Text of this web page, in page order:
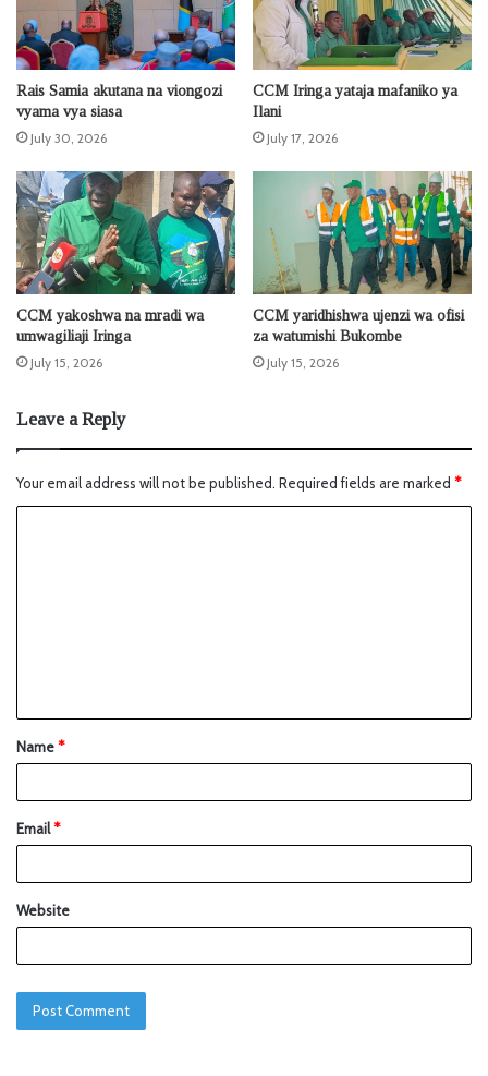
Rais Samia akutana na viongozi
vyama vya siasa
July 30, 2026
CCM Iringa yataja mafaniko ya
Ilani
July 17, 2026
CCM yakoshwa na mradi wa
umwagiliaji Iringa
July 15, 2026
CCM yaridhishwa ujenzi wa ofisi
za watumishi Bukombe
July 15, 2026
Leave a Reply
Your email address will not be published. Required fields are marked *
Name*
Email*
Website